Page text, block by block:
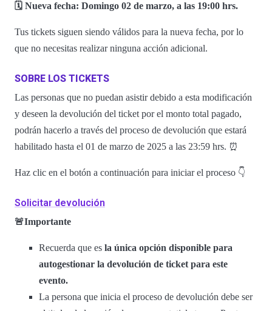
🗓️ Nueva fecha: Domingo 02 de marzo, a las 19:00 hrs.
Tus tickets siguen siendo válidos para la nueva fecha, por lo
que no necesitas realizar ninguna acción adicional.
SOBRE LOS TICKETS
Las personas que no puedan asistir debido a esta modificación
y deseen la devolución del ticket por el monto total pagado,
podrán hacerlo a través del proceso de devolución que estará
habilitado hasta el 01 de marzo de 2025 a las 23:59 hrs. ⏰
Haz clic en el botón a continuación para iniciar el proceso 👇
Solicitar devolución
🚨Importante
Recuerda que es la única opción disponible para
autogestionar la devolución de ticket para este
evento.
La persona que inicia el proceso de devolución debe ser